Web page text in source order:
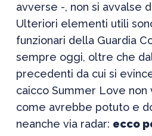
avverse -, non si avvalse
Ulteriori elementi utili
funzionari della Guardia
sempre oggi, oltre che
precedenti da cui si
caicco Summer Love
come avrebbe potuto e
neanche via radar: ecco